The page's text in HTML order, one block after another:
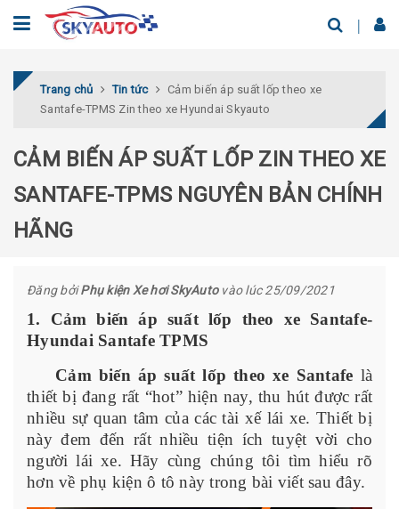
Trang chủ Tin tức
Cảm biến áp suất lốp theo xe
Santafe-TPMS Zin theo xe Hyundai Skyauto
CẢM BIẾN ÁP SUẤT LỐP ZIN THEO XE
SANTAFE-TPMS NGUYÊN BẢN CHÍNH
HÃNG
Đăng bởiPhụ kiện Xe hơi SkyAutovào lúc 25/09/2021
1. Cảm biến áp suất lốp theo xe Santafe-
Hyundai Santafe TPMS
Cảm biến áp suất lốp theo xe Santafe là
thiết bị đang rất “hot” hiện nay, thu hút được rất
nhiều sự quan tâm của các tài xế lái xe. Thiết bị
này đem đến rất nhiều tiện ích tuyệt vời cho
người lái xe. Hãy cùng chúng tôi tìm hiểu rõ
hơn về phụ kiện ô tô này trong bài viết sau đây.